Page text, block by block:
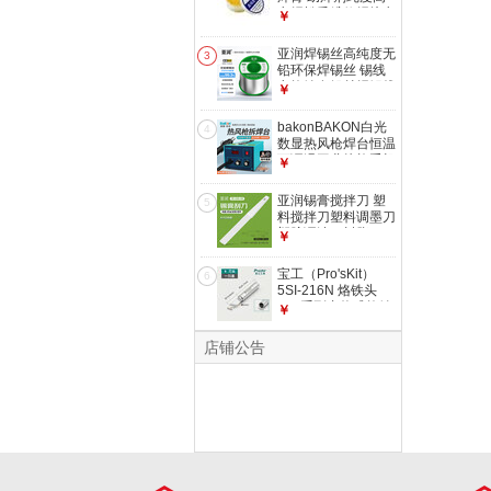
免费开13%专票
电焊松香维修焊接电
SX-20 高纯度松香
20g
￥
3
亚润焊锡丝高纯度无
铅环保焊锡丝 锡线
电烙铁有铅丝焊锡线
500g(丝径0.8mm)
￥
4
bakonBAKON白光
数显热风枪焊台恒温
可调温工业烤枪手机
SBK850D丨550W
丨自动休眠
￥
5
亚润锡膏搅拌刀 塑
料搅拌刀塑料调墨刀
塑胶调油刀树脂
YR-GXD-6B 白色款
￥
6
宝工（Pro'sKit）
5SI-216N 烙铁头
900系列内热式烙铁
￥
店铺公告